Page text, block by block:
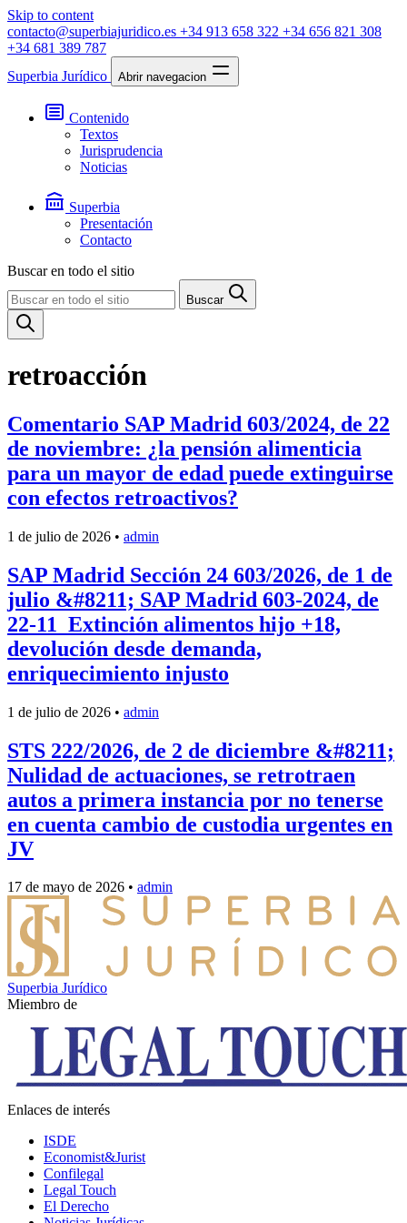
Skip to content
contacto@superbiajuridico.es +34 913 658 322 +34 656 821 308
+34 681 389 787
Superbia Jurídico
Abrir navegacion
Contenido
Textos
Jurisprudencia
Noticias
Superbia
Presentación
Contacto
Buscar en todo el sitio
Buscar
retroacción
Comentario SAP Madrid 603/2024, de 22
de noviembre: ¿la pensión alimenticia
para un mayor de edad puede extinguirse
con efectos retroactivos?
1 de julio de 2026 • admin
SAP Madrid Sección 24 603/2026, de 1 de
julio &#8211; SAP Madrid 603-2024, de
22-11_Extinción alimentos hijo +18,
devolución desde demanda,
enriquecimiento injusto
1 de julio de 2026 • admin
STS 222/2026, de 2 de diciembre &#8211;
Nulidad de actuaciones, se retrotraen
autos a primera instancia por no tenerse
en cuenta cambio de custodia urgentes en
JV
17 de mayo de 2026 • admin
Superbia Jurídico
Miembro de
Enlaces de interés
ISDE
Economist&Jurist
Confilegal
Legal Touch
El Derecho